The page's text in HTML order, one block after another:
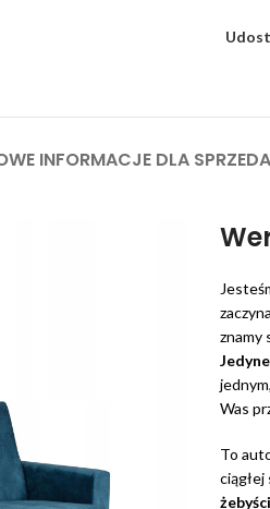
INFORMACJE DLA
znamy
Was
To